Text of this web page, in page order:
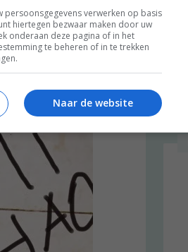
keer alleen een
persoonsgegevens verwerken op basis
hiertegen bezwaar maken door uw
onderaan deze pagina of in het
te beheren of in te trekken
Naar de website